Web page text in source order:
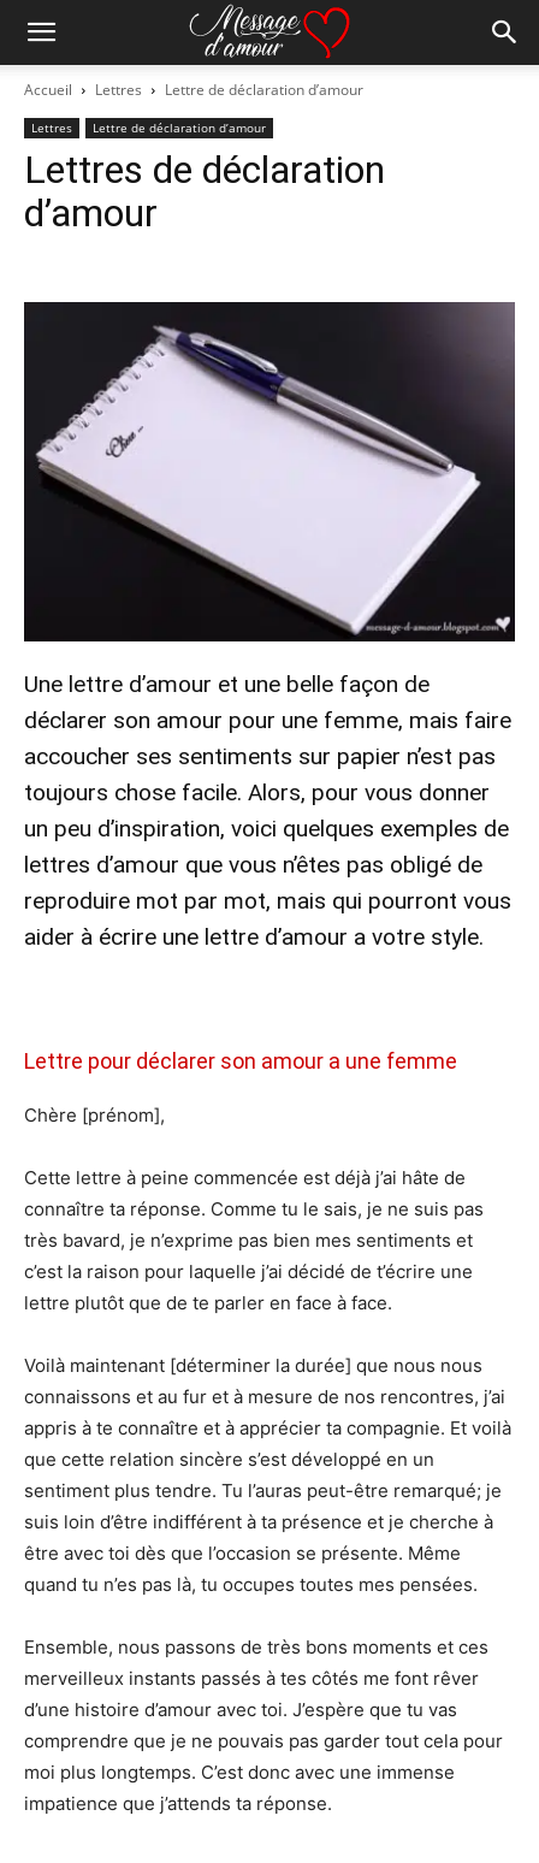
Accueil Lettres Lettre de déclaration d’amour
Lettres Lettre de déclaration d’amour
Lettres de déclaration
d’amour
Une lettre d’amour et une belle façon de
déclarer son amour pour une femme, mais faire
accoucher ses sentiments sur papier n’est pas
toujours chose facile. Alors, pour vous donner
un peu d’inspiration, voici quelques exemples de
lettres d’amour que vous n’êtes pas obligé de
reproduire mot par mot, mais qui pourront vous
aider à écrire une lettre d’amour a votre style.
Lettre pour déclarer son amour a une femme
Chère [prénom],
Cette lettre à peine commencée est déjà j’ai hâte de
connaître ta réponse. Comme tu le sais, je ne suis pas
très bavard, je n’exprime pas bien mes sentiments et
c’est la raison pour laquelle j’ai décidé de t’écrire une
lettre plutôt que de te parler en face à face.
Voilà maintenant [déterminer la durée] que nous nous
connaissons et au fur et à mesure de nos rencontres, j’ai
appris à te connaître et à apprécier ta compagnie. Et voilà
que cette relation sincère s’est développé en un
sentiment plus tendre. Tu l’auras peut-être remarqué; je
suis loin d’être indifférent à ta présence et je cherche à
être avec toi dès que l’occasion se présente. Même
quand tu n’es pas là, tu occupes toutes mes pensées.
Ensemble, nous passons de très bons moments et ces
merveilleux instants passés à tes côtés me font rêver
d’une histoire d’amour avec toi. J’espère que tu vas
comprendre que je ne pouvais pas garder tout cela pour
moi plus longtemps. C’est donc avec une immense
impatience que j’attends ta réponse.